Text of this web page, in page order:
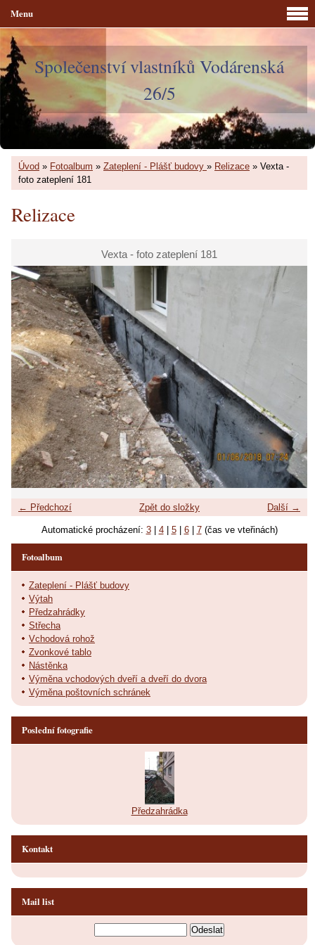
Společenství vlastníků Vodárenská
26/5
Úvod » Fotoalbum » Zateplení - Plášť budovy » Relizace » Vexta -
foto zateplení 181
Relizace
Vexta - foto zateplení 181
← Předchozí Další →
Zpět do složky
Automatické procházení: 3| 4| 5| 6| 7(čas ve vteřinách)
Menu
Fotoalbum
Zateplení - Plášť budovy
Výtah
Předzahrádky
Střecha
Vchodová rohož
Zvonkové tablo
Nástěnka
Výměna vchodových dveří a dveří do dvora
Výměna poštovních schránek
Poslední fotografie
Předzahrádka
Kontakt
Mail list